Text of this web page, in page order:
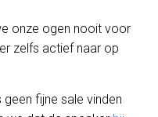
onze ogen nooit voor
zelfs actief naar op
fijne sale vinden